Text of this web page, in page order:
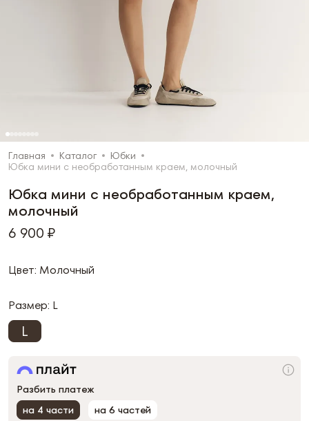
Главная Каталог
Юбки
Юбка мини с необработанным краем, молочный
Юбка мини с необработанным краем,
молочный
6 900 ₽
Цвет: Молочный
Размер: L
L
Разбить платеж
на 4 части
на 6 частей